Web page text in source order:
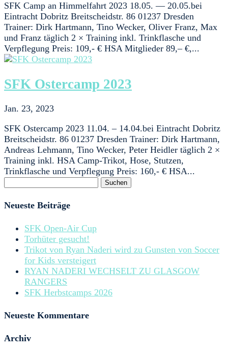
SFK Camp an Himmelfahrt 2023 18.05. — 20.05.bei
Eintracht Dobritz Breitscheidstr. 86 01237 Dresden
Trainer: Dirk Hartmann, Tino Wecker, Oliver Franz, Max
und Franz täglich 2 × Training inkl. Trinkflasche und
Verpflegung Preis: 109,- € HSA Mitglieder 89,– €,...
SFK Ostercamp 2023
Jan. 23, 2023
SFK Ostercamp 2023 11.04. – 14.04.bei Eintracht Dobritz
Breitscheidstr. 86 01237 Dresden Trainer: Dirk Hartmann,
Andreas Lehmann, Tino Wecker, Peter Heidler täglich 2 ×
Training inkl. HSA Camp-Trikot, Hose, Stutzen,
Trinkflasche und Verpflegung Preis: 160,- € HSA...
Neueste Beiträge
SFK Open-Air Cup
Torhüter gesucht!
Trikot von Ryan Naderi wird zu Gunsten von Soccer
for Kids versteigert
RYAN NADERI WECHSELT ZU GLASGOW
RANGERS
SFK Herbstcamps 2026
Neueste Kommentare
Archiv